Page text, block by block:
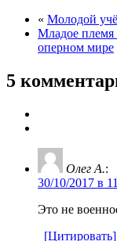
« Молодой
Младое
оперном мире
5
Олег А.:
30/10/2017 в
Это не
[Цитировать]